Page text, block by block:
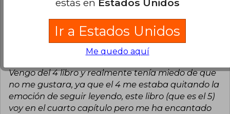
Esta opinión es útil 0 No es útil
María José Carreño
Sábado 03 de
Vengo del 4 libro y realmente tenía miedo de que
no me gustara, ya que el 4 me estaba quitando la
emoción de seguir leyendo, este libro (que es el 5)
voy en el cuarto capítulo pero me ha encantado
estás en Estados Unidos
Ir a Estados Unidos
Me quedo aquí